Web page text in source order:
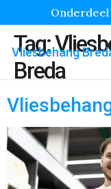
Vliesbehang
Tag:
Breda